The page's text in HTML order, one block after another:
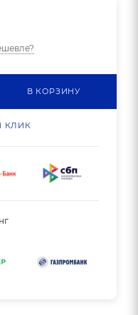
В КОРЗИНУ
КЛИК